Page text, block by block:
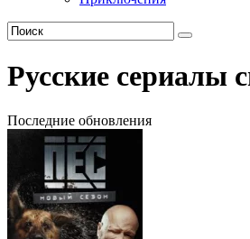
Русские сериалы
Последние обновления